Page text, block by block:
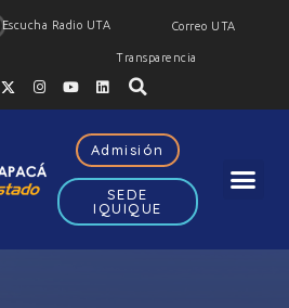
Escucha Radio UTA Correo UTA
Transparencia
Admisión
SEDE
IQUIQUE